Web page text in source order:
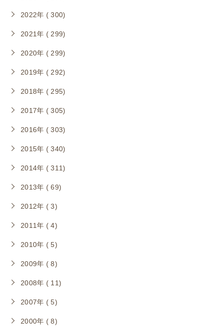
2022年 ( 300)
2021年 ( 299)
2020年 ( 299)
2019年 ( 292)
2018年 ( 295)
2017年 ( 305)
2016年 ( 303)
2015年 ( 340)
2014年 ( 311)
2013年 ( 69)
2012年 ( 3)
2011年 ( 4)
2010年 ( 5)
2009年 ( 8)
2008年 ( 11)
2007年 ( 5)
2000年 ( 8)